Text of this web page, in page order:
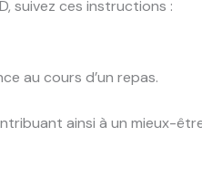
suivez ces instructions :
au cours d’un repas.
ainsi à un mieux-